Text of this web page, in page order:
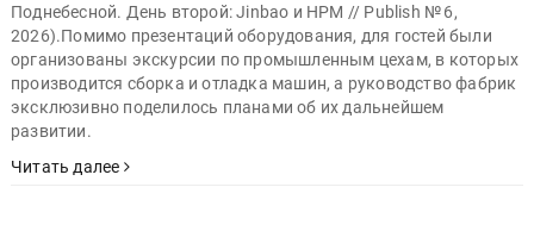
Поднебесной. День второй: Jinbao и HPM // Publish № 6,
2026).Помимо презентаций оборудования, для гостей были
организованы экскурсии по промышленным цехам, в которых
производится сборка и отладка машин, а руководство фабрик
эксклюзивно поделилось планами об их дальнейшем
развитии.
Читать далее